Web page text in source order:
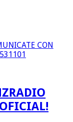
CON
RADIO